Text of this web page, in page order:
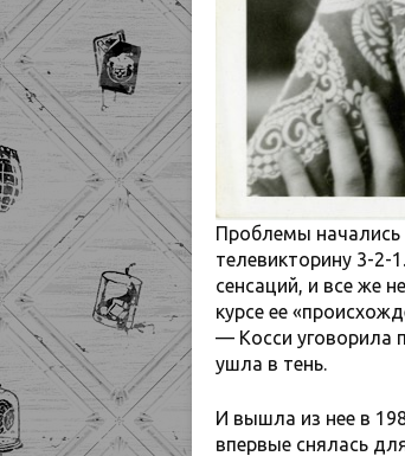
Проблемы начались
телевикторину 3-2-
сенсаций, и все же
курсе ее
— Косси уговорила
ушла в тень.
И вышла из нее в
впервые снялась